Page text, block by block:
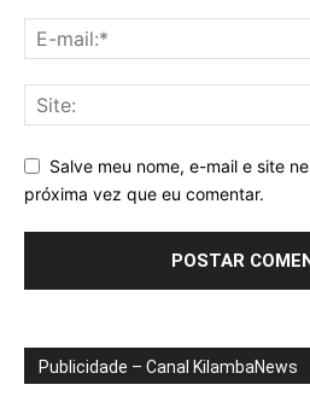
Salve meu nome, e-mail e site
próxima vez que eu comentar.
Publicidade – Canal KilambaNews